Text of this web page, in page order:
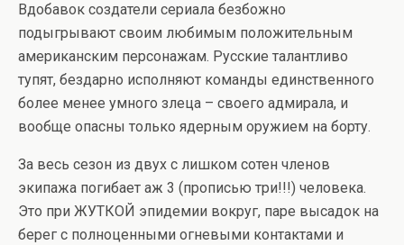
Вдобавок создатели сериала безбожно
подыгрывают своим любимым положительным
американским персонажам. Русские талантливо
тупят, бездарно исполняют команды единственного
более менее умного злеца – своего адмирала, и
вообще опасны только ядерным оружием на борту.
За весь сезон из двух с лишком сотен членов
экипажа погибает аж 3 (прописью три!!!) человека.
Это при ЖУТКОЙ эпидемии вокруг, паре высадок на
берег с полноценными огневыми контактами и